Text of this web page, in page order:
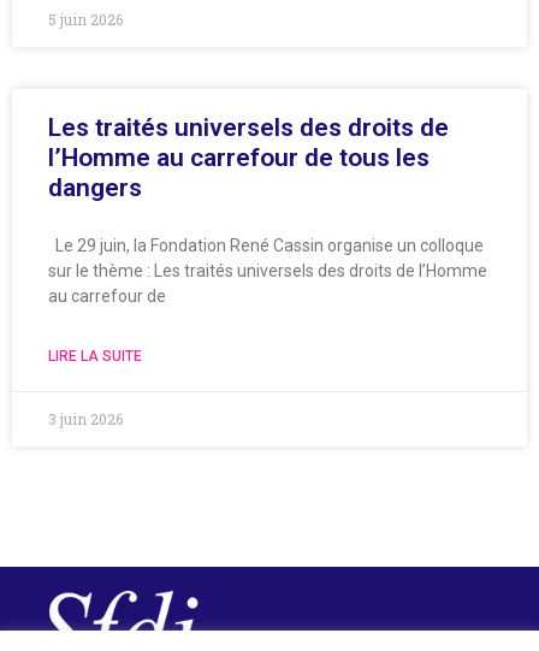
5 juin 2026
Les traités universels des droits de
l’Homme au carrefour de tous les
dangers
Le 29 juin, la Fondation René Cassin organise un colloque
sur le thème : Les traités universels des droits de l’Homme
au carrefour de
LIRE LA SUITE
3 juin 2026